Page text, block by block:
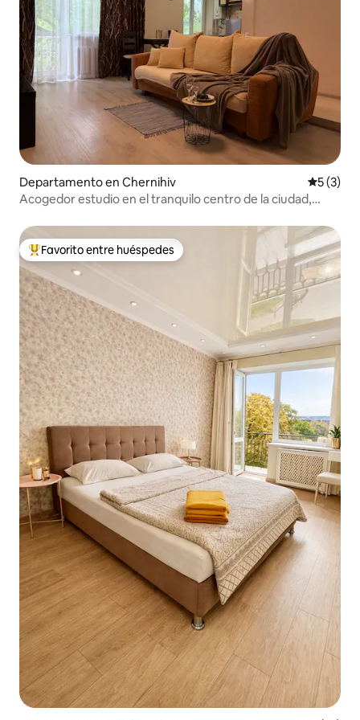
Departamento en Chernihiv
5 (3)
Acogedor estudio en el tranquilo centro de la ciudad,
De los mejores en Favorito entre huéspedes
Favorito entre huéspedes